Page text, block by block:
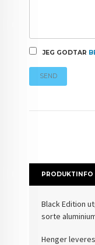
JEG GODTAR
SEND
PRODUKTINFO
Black Edition
sorte
Henger